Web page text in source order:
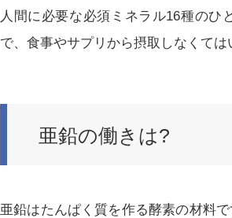
人間に必要な必須ミネラル16種のひ
で、食事やサプリから摂取しなくては
亜鉛の働きは?
亜鉛はたんぱく質を作る酵素の材料